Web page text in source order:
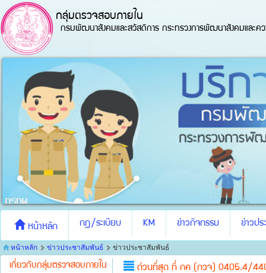
กลุ่มตรวจสอบภายใน
กรมพัฒนาสังคมและสวัสดิการ กระทรวงการพัฒนาสังคมและค
หน้าหลัก กฎ/ระเบียบ KM ข่าวกิจกรรม ข่าวป
หน้าหลัก ข่าวประชาสัมพันธ์ ข่าวประชาสัมพันธ์
เกี่ยวกับกลุ่มตรวจสอบภายใน ด่วนที่สุด ที่ กค (กวจ) 0405.4/